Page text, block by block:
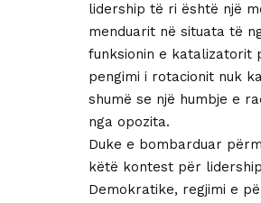
lidership të ri është një
menduarit në situata të
funksionin e katalizatorit
pengimi i rotacionit nuk
shumë se një humbje e
nga opozita.
Duke e bombarduar
këtë kontest për
Demokratike, regjimi e